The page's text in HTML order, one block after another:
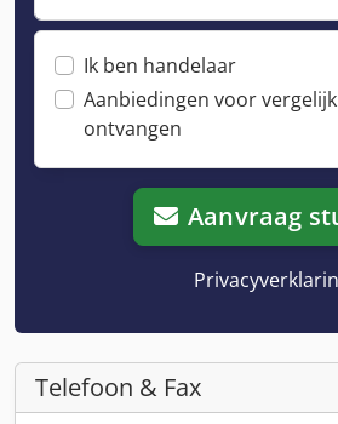
Ik ben handelaar
Aanbiedingen voor
ontvangen
Aanvraag
Telefoon & Fax